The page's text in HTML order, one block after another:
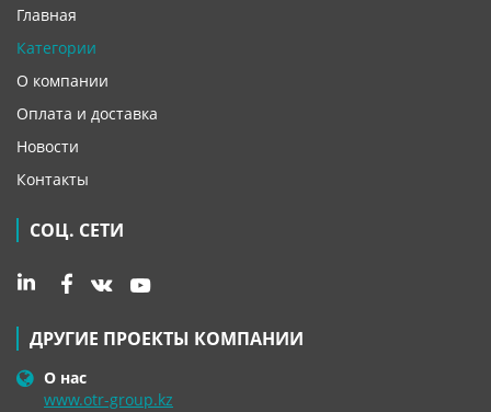
Главная
Категории
О компании
Оплата и доставка
Новости
Контакты
СОЦ. СЕТИ
ДРУГИЕ ПРОЕКТЫ КОМПАНИИ
О нас
www.otr-group.kz